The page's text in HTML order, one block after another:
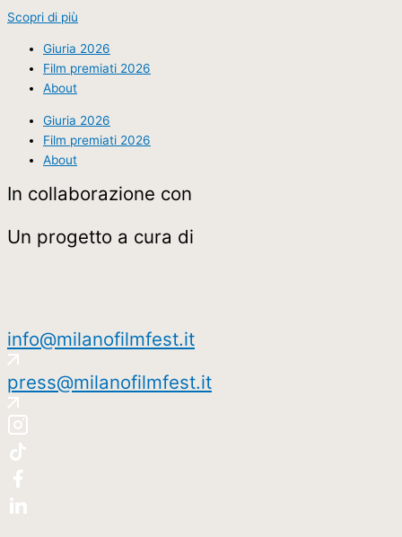
Scopri di più
Giuria 2026
Film premiati 2026
About
Giuria 2026
Film premiati 2026
About
In collaborazione con
Un progetto a cura di
info@milanofilmfest.it
press@milanofilmfest.it